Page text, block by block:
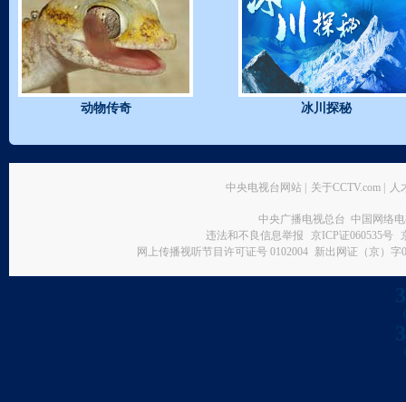
动物传奇 冰川探秘
中央电视台网站 关于CCTV.com 人
中央广播电视总台 中国网络
违法和不良信息举报
京ICP证060535号
网上传播视听节目许可证号 0102004 新出网证（京）